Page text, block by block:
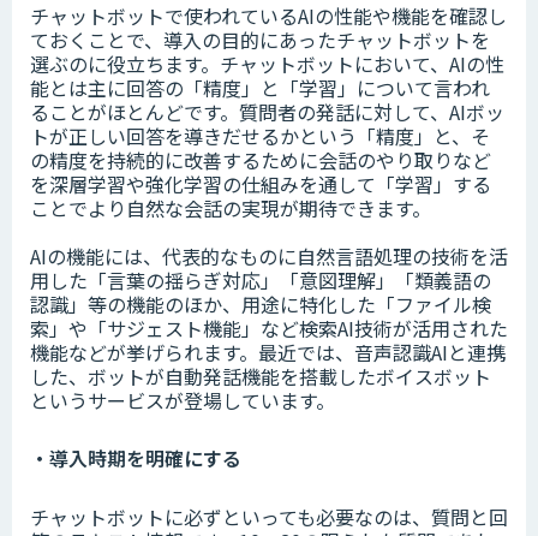
チャットボットで使われているAIの性能や機能を確認し
ておくことで、導入の目的にあったチャットボットを
選ぶのに役立ちます。チャットボットにおいて、AIの性
能とは主に回答の「精度」と「学習」について言われ
ることがほとんどです。質問者の発話に対して、AIボッ
トが正しい回答を導きだせるかという「精度」と、そ
の精度を持続的に改善するために会話のやり取りなど
を深層学習や強化学習の仕組みを通して「学習」する
ことでより自然な会話の実現が期待できます。
AIの機能には、代表的なものに自然言語処理の技術を活
用した「言葉の揺らぎ対応」「意図理解」「類義語の
認識」等の機能のほか、用途に特化した「ファイル検
索」や「サジェスト機能」など検索AI技術が活用された
機能などが挙げられます。最近では、音声認識AIと連携
した、ボットが自動発話機能を搭載したボイスボット
というサービスが登場しています。
・導入時期を明確にする
チャットボットに必ずといっても必要なのは、質問と回